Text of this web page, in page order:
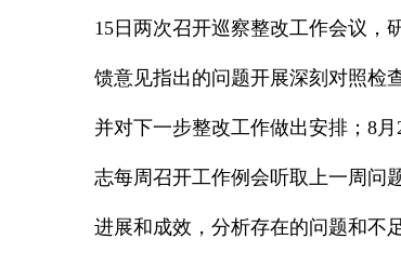
15日两次召开巡察整改工作会议，
馈意见指出的问题开展深刻对照检
并对下一步整改工作做出安排；8
志每周召开工作例会听取上一周问
进展和成效，分析存在的问题和不